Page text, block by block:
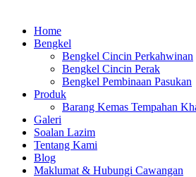
Home
Bengkel
Bengkel Cincin Perkahwinan
Bengkel Cincin Perak
Bengkel Pembinaan Pasukan
Produk
Barang Kemas Tempahan
Galeri
Soalan Lazim
Tentang Kami
Blog
Maklumat & Hubungi Cawangan